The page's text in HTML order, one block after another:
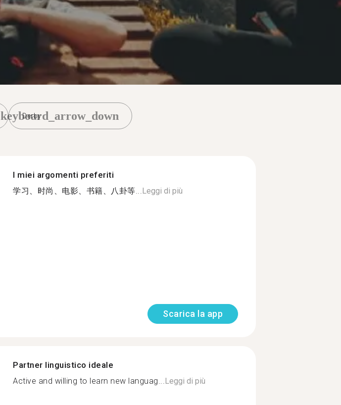
Derby
keyboard_arrow_down
I miei argomenti preferiti
学习、时尚、电影、书籍、八卦等...Leggi di più
Scarica la app
Partner linguistico ideale
Active and willing to learn new languag...Leggi di più